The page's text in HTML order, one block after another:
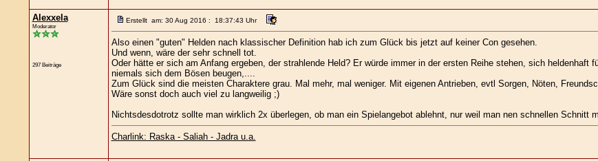
Alexxela
Moderator
297 Beiträge
Erstellt am: 30 Aug 2016 : 18:37:43 Uhr
Also einen "guten" Helden nach klassischer Definition hab ich zum Glück bis jetzt auf keiner Con gesehen.
Und wenn, wäre der sehr schnell tot.
Oder hätte er sich am Anfang ergeben, der strahlende Held? Er würde immer in der ersten Reihe stehen, sich heldenhaft
niemals sich dem Bösen beugen,....
Zum Glück sind die meisten Charaktere grau. Mal mehr, mal weniger. Mit eigenen Antrieben, evtl Sorgen, Nöten,
Wäre sonst doch auch viel zu langweilig ;)
Nichtsdesdotrotz sollte man wirklich 2x überlegen, ob man ein Spielangebot ablehnt, nur weil man nen schnellen Schnitt
Charlink: Raska - Saliah - Jadra u.a.